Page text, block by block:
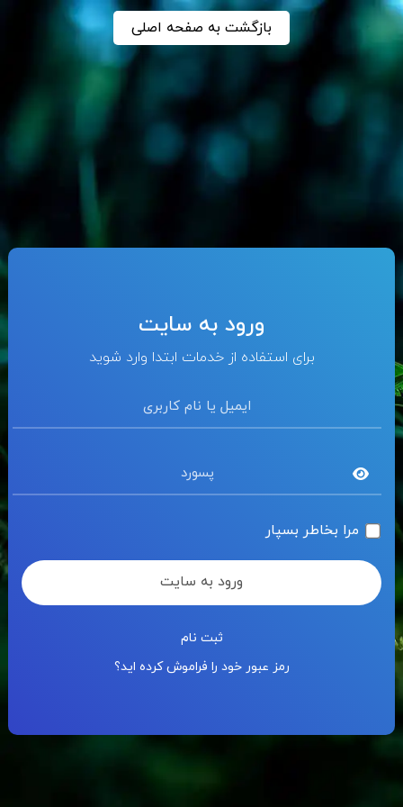
بازگشت به صفحه اصلی
ورود به سایت
برای استفاده از خدمات ابتدا وارد شوید
مرا بخاطر بسپار
ورود به سایت
ثبت نام
رمز عبور خود را فراموش کرده اید؟